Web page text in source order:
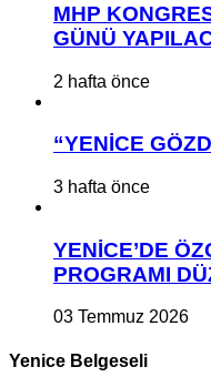
MHP
GÜNÜ
2 hafta önce
“YENİCE
3 hafta önce
YENİCE’DE
PROGRAMI
03 Temmuz 2026
Yenice Belgeseli